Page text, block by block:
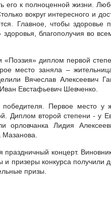
его к полноценной жизни.
вокруг интересного и
Главное, чтобы здоровье
благополучия во
«Поэзия» диплом первой
место заняла –
Вячеслав Алексеевич
Евстафьевич Шевченко.
Первое место у
Диплом второй степени - у
орловчанка Лидия
праздничный концерт.
и призеры конкурса
призы.